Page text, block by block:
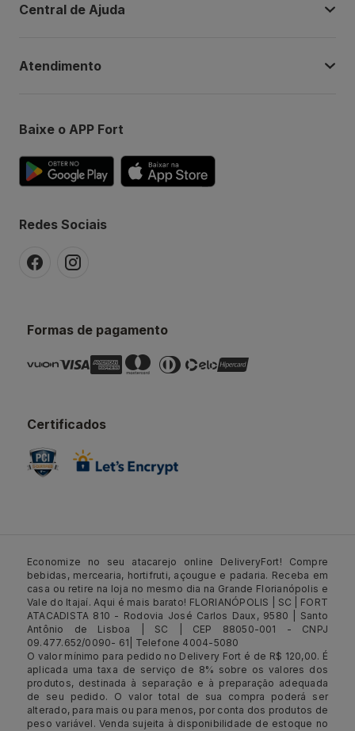
Central de Ajuda
Atendimento
Baixe o APP Fort
Redes Sociais
Formas de pagamento
Certificados
Economize no seu atacarejo online DeliveryFort! Compre
bebidas, mercearia, hortifruti, açougue e padaria. Receba em
casa ou retire na loja no mesmo dia na Grande Florianópolis e
Vale do Itajaí. Aqui é mais barato! FLORIANÓPOLIS | SC | FORT
ATACADISTA 810 - Rodovia José Carlos Daux, 9580 | Santo
Antônio de Lisboa | SC | CEP 88050-001 - CNPJ
09.477.652/0090- 61| Telefone 4004-5080
O valor mínimo para pedido no Delivery Fort é de R$ 120,00. É
aplicada uma taxa de serviço de 8% sobre os valores dos
produtos, destinada à separação e à preparação adequada
de seu pedido. O valor total de sua compra poderá ser
alterado, para mais ou para menos, por conta dos produtos de
peso variável. Venda sujeita à disponibilidade de estoque no